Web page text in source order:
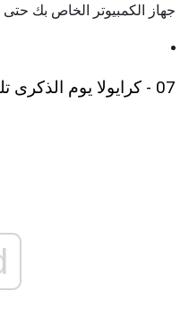
جهاز الكمبيوتر الخاص بك
07 - كرايولا يوم الذكرى تلوين صفحات